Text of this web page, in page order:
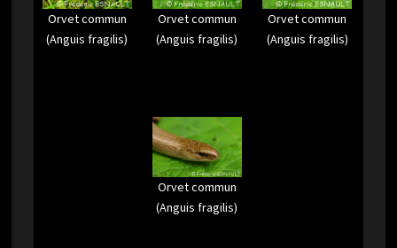
Orvet commun
(Anguis fragilis)
Orvet commun
(Anguis fragilis)
Orvet commun
(Anguis fragilis)
Orvet commun
(Anguis fragilis)